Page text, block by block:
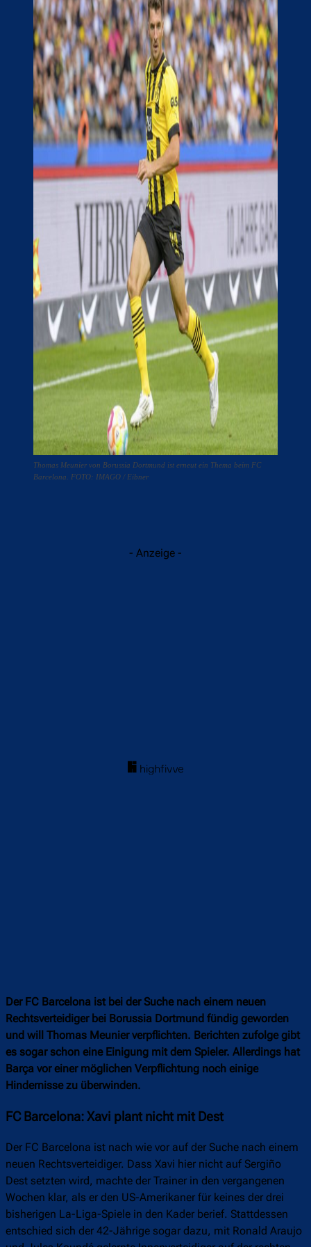
Thomas Meunier von Borussia Dortmund ist erneut ein Thema beim FC
Barcelona. FOTO: IMAGO / Eibner
- Anzeige -
Der FC Barcelona ist bei der Suche nach einem neuen
Rechtsverteidiger bei Borussia Dortmund fündig geworden
und will Thomas Meunier verpflichten. Berichten zufolge gibt
es sogar schon eine Einigung mit dem Spieler. Allerdings hat
Barça vor einer möglichen Verpflichtung noch einige
Hindernisse zu überwinden.
FC Barcelona: Xavi plant nicht mit Dest
Der FC Barcelona ist nach wie vor auf der Suche nach einem
neuen Rechtsverteidiger. Dass Xavi hier nicht auf Sergiño
Dest setzten wird, machte der Trainer in den vergangenen
Wochen klar, als er den US-Amerikaner für keines der drei
bisherigen La-Liga-Spiele in den Kader berief. Stattdessen
entschied sich der 42-Jährige sogar dazu, mit Ronald Araujo